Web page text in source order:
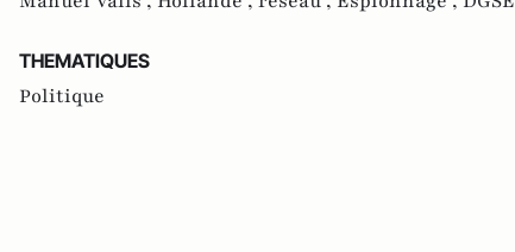
THEMATIQUES
Politique